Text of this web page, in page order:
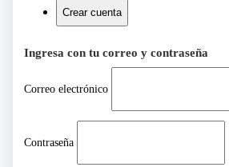
Crear cuenta
Ingresa con tu correo y contraseña
Correo electrónico
Contraseña